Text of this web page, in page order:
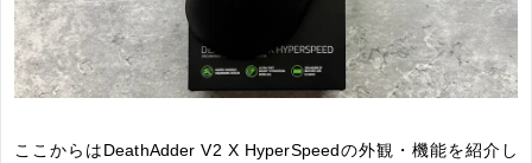
ここからはDeathAdder V2 X HyperSpeedの外観・機能を紹介し